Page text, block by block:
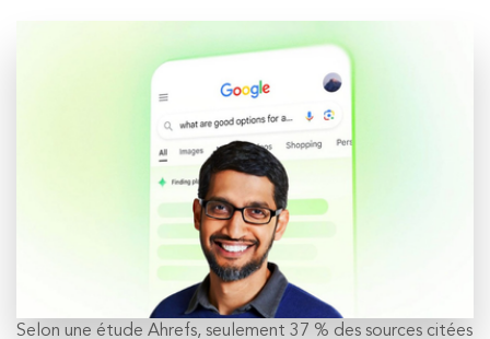
Selon une étude Ahrefs, seulement 37 % des sources citées